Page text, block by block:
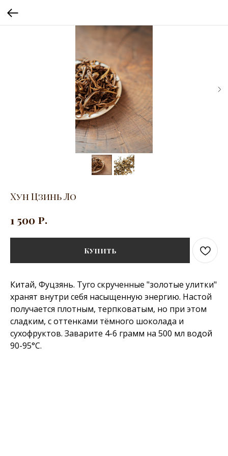
Хун Цзинь Ло
1 500 р.
Купить
Китай, Фуцзянь. Туго скрученные "золотые улитки"
хранят внутри себя насыщенную энергию. Настой
получается плотным, терпковатым, но при этом
сладким, с оттенками тёмного шоколада и
сухофруктов. Заварите 4-6 грамм на 500 мл водой
90-95°C.